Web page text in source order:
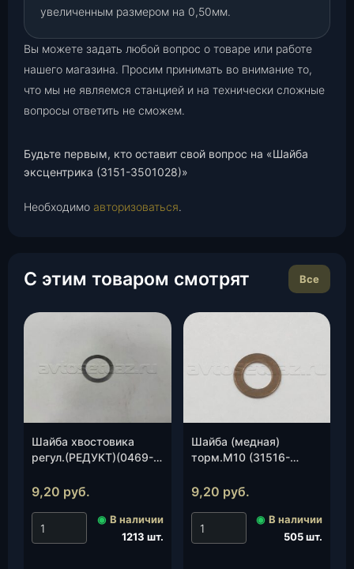
увеличенным размером на 0,50мм.
Вы можете задать любой вопрос о товаре или работе
нашего магазина. Просим принимать во внимание то,
что мы не являемся станцией и на технически сложные
вопросы ответить не сможем.
Будьте первым, кто оставит свой вопрос на «Шайба
эксцентрика (3151-3501028)»
Необходимо авторизоваться.
С этим товаром смотрят Все
Шайба хвостовика
регул.(РЕДУКТ)(0469-
9,20 руб.
◉ В наличии
1213 шт.
Шайба (медная)
торм.М10 (31516-
шт.
9,20 руб.
◉ В наличии
505 шт.